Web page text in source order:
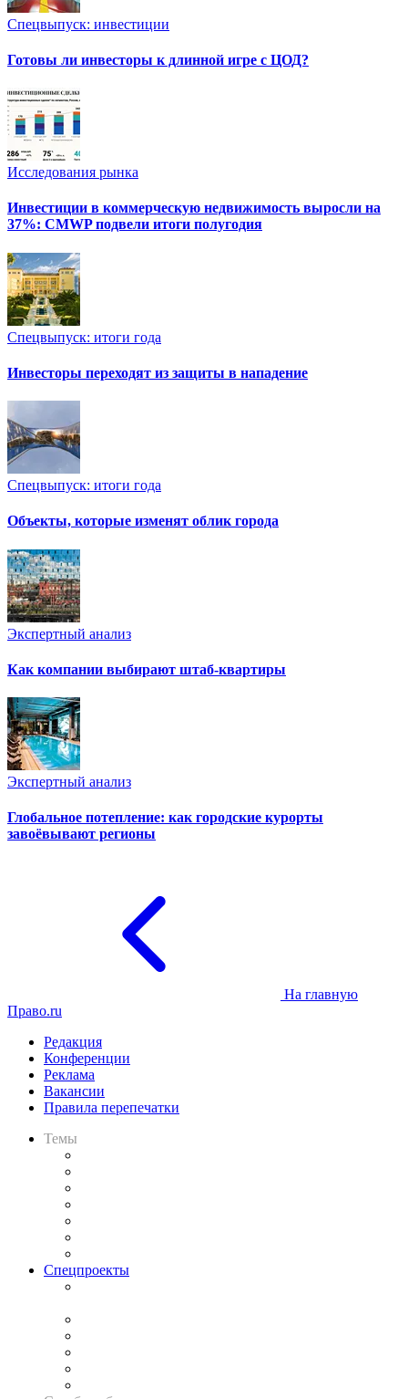
Спецвыпуск: инвестиции
Готовы ли инвесторы к длинной игре с ЦОД?
Исследования рынка
Инвестиции в коммерческую недвижимость выросли на
37%: CMWP подвели итоги полугодия
Спецвыпуск: итоги года
Инвесторы переходят из защиты в нападение
Спецвыпуск: итоги года
Объекты, которые изменят облик города
Экспертный анализ
Как компании выбирают штаб-квартиры
Экспертный анализ
Глобальное потепление: как городские курорты
завоёвывают регионы
На главную
Право.ru
Редакция
Конференции
Реклама
Вакансии
Правила перепечатки
Темы
Спецпроекты